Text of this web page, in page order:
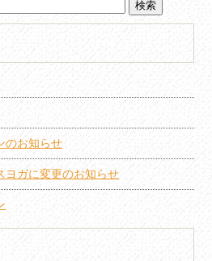
のお知らせ
ヨガに変更のお知らせ